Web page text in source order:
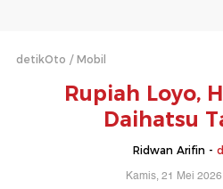
detikOto Mobil
Rupiah Loyo,
Daihatsu
Ridwan Arifin -
Kamis, 21 Mei